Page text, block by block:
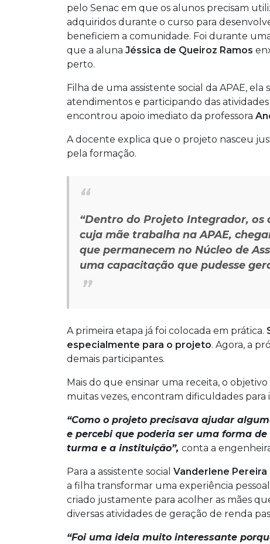
pelo Senac em que os alunos precisam
adquiridos durante o curso para
beneficiem a comunidade. Foi durante
que a aluna Jéssica de Queiroz Ramos
perto.
Filha de uma assistente social da APAE,
atendimentos e participando das
encontrou apoio imediato da professora
A docente explica que o projeto nasceu
pela formação.
“Dentro do Projeto Integrador, os
cuja mãe trabalha na APAE,
que permanecem no Núcleo de
uma capacitação que pudesse
A primeira etapa já foi colocada em prática.
especialmente para o projeto. Agora, a
demais participantes.
Mais do que ensinar uma receita, o
muitas vezes, encontram dificuldades
“Como o projeto precisava ajudar
e percebi que poderia ser uma forma
turma e a instituição”, conta a
Para a assistente social Vanderlene Pereira
a filha transformar uma experiência
criado justamente para acolher as mães
diversas atividades de geração de renda
“Foi uma ideia muito interessante